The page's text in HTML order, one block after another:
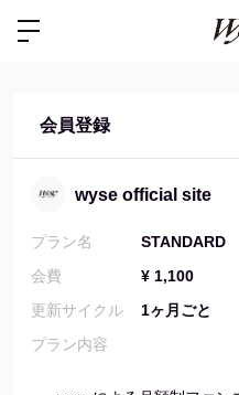
会員登録
wyse official site
プラン名
STANDARD
会費
¥ 1,100
更新サイクル
1ヶ月ごと
プラン内容